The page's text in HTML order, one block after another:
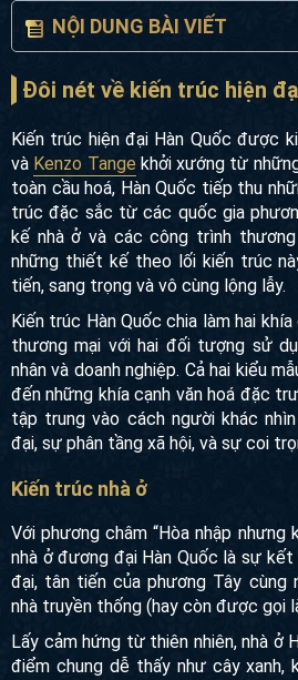
NỘI DUNG BÀI VIẾT
Đôi nét về kiến trúc hiện
Kiến trúc hiện đại Hàn Quốc được
và Kenzo Tange khởi xướng từ
trình toàn cầu hoá, Hàn Quốc
hoá, kiến trúc đặc sắc từ các
vào thiết kế nhà ở và các công
vậy mà những thiết kế theo lối
đẹp tân tiến, sang trọng và vô cùng
Kiến trúc Hàn Quốc chia làm hai
và thương mại với hai đối tượng
cá nhân và doanh nghiệp. Cả hai
chặt chẽ đến những khía cạnh
xứ Hàn, vốn tập trung vào cách
cá nhân; thời đại, sự phân tầng
Với phương châm “Hòa nhập
trúc nhà ở đương đại Hàn Quốc là
sự hiện đại, tân tiến của phương
của ngôi nhà truyền thống (hay
Lấy cảm hứng từ thiên nhiên,